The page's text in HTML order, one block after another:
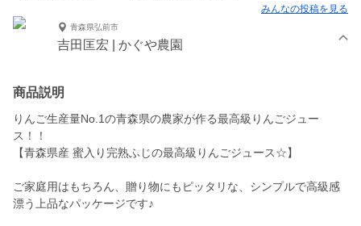
みんなの投稿を見る
青森県弘前市
吉田匡宏 | かぐや農園
商品説明
りんご生産量No.1の青森県の農家が作る最高級りんごジュー
ス！！
【青森県産 蜜入り完熟ふじの最高級りんごジュース☆】
ご家庭用はもちろん、贈り物にもピッタリな、シンプルで高級感
漂う上品なパッケージです♪